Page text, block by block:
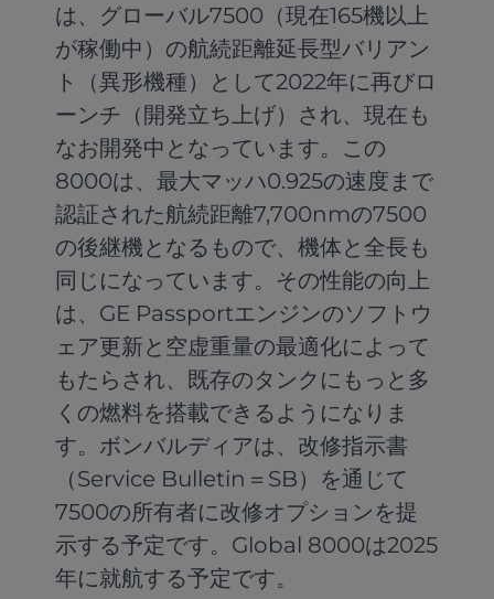
は、グローバル7500（現在165機以上
が稼働中）の航続距離延長型バリアン
ト（異形機種）として2022年に再びロ
ーンチ（開発立ち上げ）され、現在も
なお開発中となっています。この
8000は、最大マッハ0.925の速度まで
認証された航続距離7,700nmの7500
の後継機となるもので、機体と全長も
同じになっています。その性能の向上
は、GE Passportエンジンのソフトウ
ェア更新と空虚重量の最適化によって
もたらされ、既存のタンクにもっと多
くの燃料を搭載できるようになりま
す。ボンバルディアは、改修指示書
（Service Bulletin＝SB）を通じて
7500の所有者に改修オプションを提
示する予定です。Global 8000は2025
年に就航する予定です。